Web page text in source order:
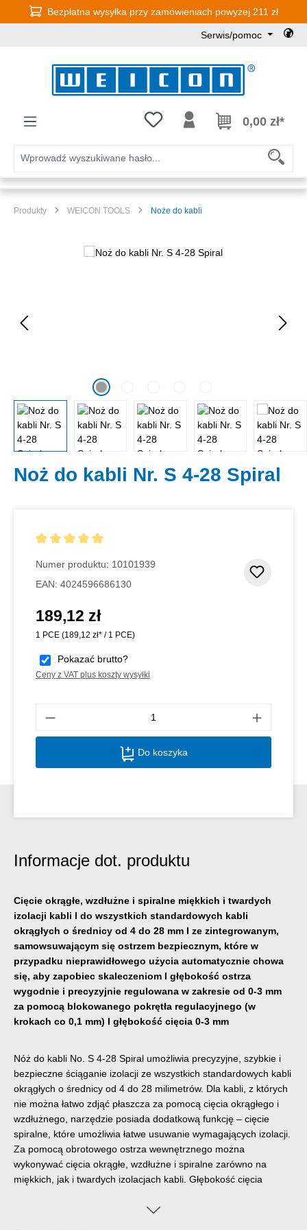
Przejdź do głównej zawartości
Bezpłatna wysyłka przy zamówieniach powyżej 211 zł
Serwis/pomoc
Masz 0 przedmioty na liście
0,00 zł*
Produkty WEICON TOOLS Noże do kabli
Pomiń galerię zdjęć
Noż do kabli Nr. S 4-28 Spiral
Numer produktu: 10101939
EAN: 4024596686130
Cena regularna:
189,12 zł
1 PCE (189,12 zł* / 1 PCE)
Pokazać brutto?
Ceny z VAT plus koszty wysyłki
Do koszyka
Informacje dot. produktu
Cięcie okrągłe, wzdłużne i spiralne miękkich i twardych
izolacji kabli I do wszystkich standardowych kabli
okrągłych o średnicy od 4 do 28 mm I ze zintegrowanym,
samowsuwającym się ostrzem bezpiecznym, które w
przypadku nieprawidłowego użycia automatycznie chowa
się, aby zapobiec skaleczeniom I głębokość ostrza
wygodnie i precyzyjnie regulowana w zakresie od 0-3 mm
za pomocą blokowanego pokrętła regulacyjnego (w
krokach co 0,1 mm) I głębokość cięcia 0-3 mm
Nóż do kabli No. S 4-28 Spiral umożliwia precyzyjne, szybkie i
bezpieczne ściąganie izolacji ze wszystkich standardowych kabli
okrągłych o średnicy od 4 do 28 milimetrów. Dla kabli, z których
nie można łatwo zdjąć płaszcza za pomocą cięcia okrągłego i
wzdłużnego, narzędzie posiada dodatkową funkcję – cięcie
spiralne, które umożliwia łatwe usuwanie wymagających izolacji.
Za pomocą obrotowego ostrza wewnętrznego można
wykonywać cięcia okrągłe, wzdłużne i spiralne zarówno na
miękkich, jak i twardych izolacjach kabli. Głębokość cięcia
blokowanego pokrętła regulacyjnego w krokach co 0,1 mm w